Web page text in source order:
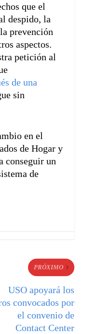
que el
despido, la
prevención
aspectos.
petición al
de una
sin
en el
de Hogar y
conseguir un
de
PRÓXIMO
USO apoyará los
convocados por
el convenio de
Contact Center